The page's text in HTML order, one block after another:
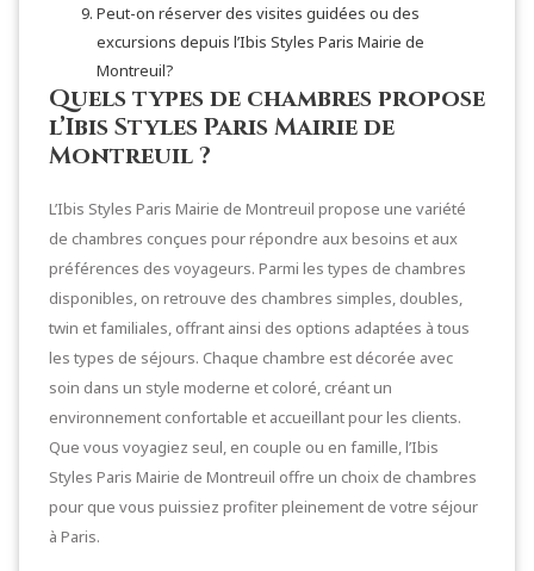
Peut-on réserver des visites guidées ou des
excursions depuis l’Ibis Styles Paris Mairie de
Montreuil?
Quels types de chambres propose
l’Ibis Styles Paris Mairie de
Montreuil ?
L’Ibis Styles Paris Mairie de Montreuil propose une variété
de chambres conçues pour répondre aux besoins et aux
préférences des voyageurs. Parmi les types de chambres
disponibles, on retrouve des chambres simples, doubles,
twin et familiales, offrant ainsi des options adaptées à tous
les types de séjours. Chaque chambre est décorée avec
soin dans un style moderne et coloré, créant un
environnement confortable et accueillant pour les clients.
Que vous voyagiez seul, en couple ou en famille, l’Ibis
Styles Paris Mairie de Montreuil offre un choix de chambres
pour que vous puissiez profiter pleinement de votre séjour
à Paris.